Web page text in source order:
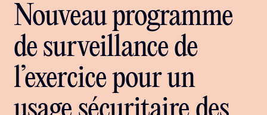
Nouveau programme
de surveillance de
l’exercice pour un